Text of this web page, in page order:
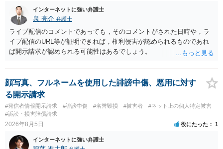
インターネットに強い弁護士
泉 亮介 弁護士
ライブ配信のコメントであっても，そのコメントがされた日時や，ラ
イブ配信のURL等が証明できれば，権利侵害が認められるものであれ
ば開示請求が認められる可能性はあるでしょう。
顔写真、フルネームを使用した誹謗中傷、悪用に対す
る開示請求
#発信者情報開示請求 #誹謗中傷 #名誉毀損 #被害者
#ネット上の個人特定被害
#訴訟・損害賠償請求
2026年8月5日 役にたった 1
インターネットに強い弁護士